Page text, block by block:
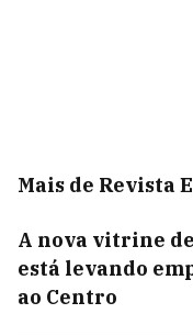
Mais de Revista
A nova vitrine
está levando
ao Centro